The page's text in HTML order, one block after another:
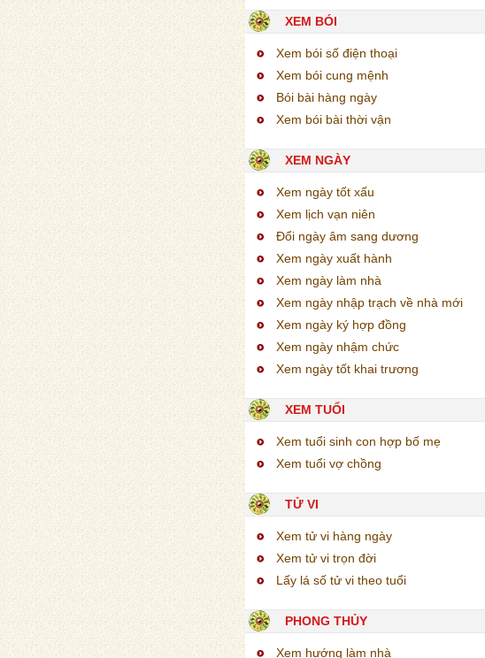
XEM BÓI
Xem bói số điện thoại
Xem bói cung mệnh
Bói bài hàng ngày
Xem bói bài thời vận
XEM NGÀY
Xem ngày tốt xấu
Xem lịch vạn niên
Đổi ngày âm sang dương
Xem ngày xuất hành
Xem ngày làm nhà
Xem ngày nhập trạch về nhà mới
Xem ngày ký hợp đồng
Xem ngày nhậm chức
Xem ngày tốt khai trương
XEM TUỔI
Xem tuổi sinh con hợp bố mẹ
Xem tuổi vợ chồng
TỬ VI
Xem tử vi hàng ngày
Xem tử vi trọn đời
Lấy lá số tử vi theo tuổi
PHONG THỦY
Xem hướng làm nhà